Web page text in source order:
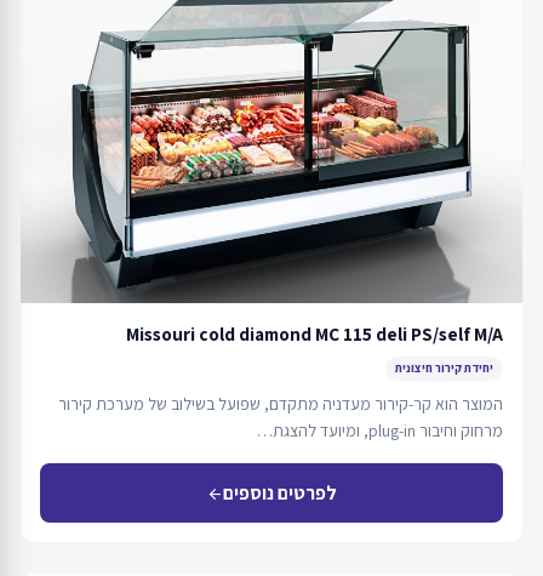
Missouri cold diamond MC 115 deli PS/self M/A
יחידת קירור חיצונית
המוצר הוא קר-קירור מעדניה מתקדם, שפועל בשילוב של מערכת קירור
מרחוק וחיבור plug-in, ומיועד להצגת…
לפרטים נוספיםarrow_back